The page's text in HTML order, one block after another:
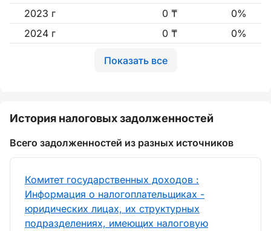
2023 г
0 ₸
0%
2024 г
0 ₸ 0%
Показать все
История налоговых задолженностей
Всего задолженностей из разных источников
Комитет государственных доходов :
Информация о налогоплательщиках -
юридических лицах, их структурных
подразделениях, имеющих налоговую